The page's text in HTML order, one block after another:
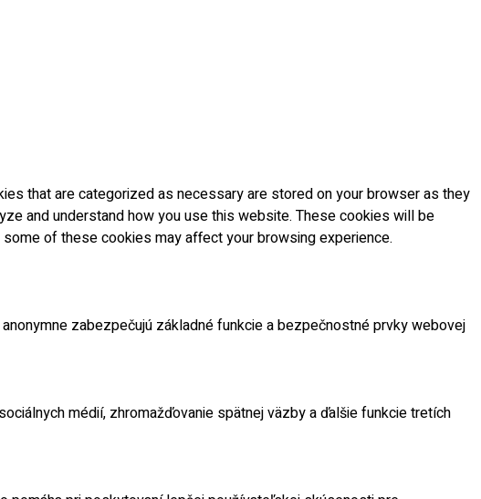
that are categorized as necessary are stored on your browser as they
and understand how you use this website. These cookies will be
of these cookies may affect your browsing experience.
zabezpečujú základné funkcie a bezpečnostné prvky webovej
médií, zhromažďovanie spätnej väzby a ďalšie funkcie tretích